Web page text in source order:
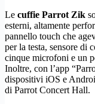
Le cuffie Parrot Zik
esterni, altamente
pannello touch che
per la testa, sensore di
cinque microfoni e un
Inoltre, con l’app
dispositivi iOS e
di Parrot Concert Hall.